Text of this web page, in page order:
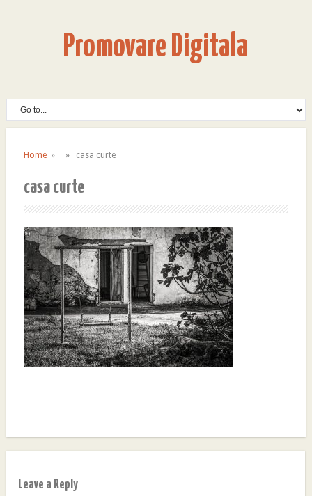
Promovare Digitala
Home» » casa curte
casa curte
Leave a Reply